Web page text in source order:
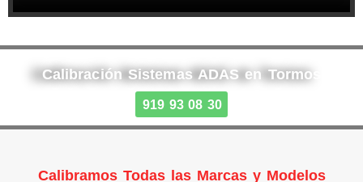
Calibración Sistemas ADAS en Tormos
919 93 08 30
Calibramos Todas las Marcas y Modelos